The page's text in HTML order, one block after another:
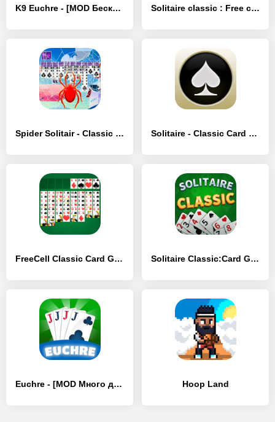
K9 Euchre - [MOD Бесконечные деньги] Solitaire classic : Free card - [MOD Много монет]
Spider Solitair - Classic Card - [MOD Много монет] Solitaire - Classic Card Games - [MOD Много монет]
FreeCell Classic Card Game - [MOD Бесконечные монеты] Solitaire Classic:Card Game - [MOD Бесконечные деньги]
Euchre - [MOD Много денег] Hoop Land